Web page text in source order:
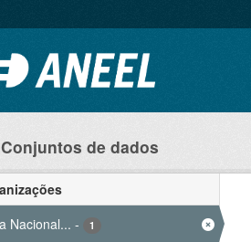
Conjuntos de dados
Nacional... - 1